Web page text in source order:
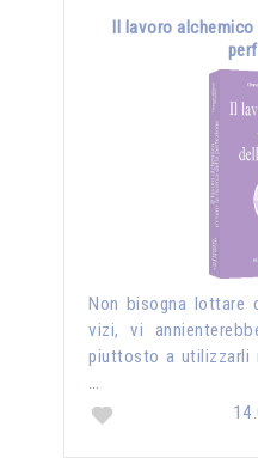
Il lavoro
Non bisogna lottare
vizi, vi
piuttosto a utilizzarli
…